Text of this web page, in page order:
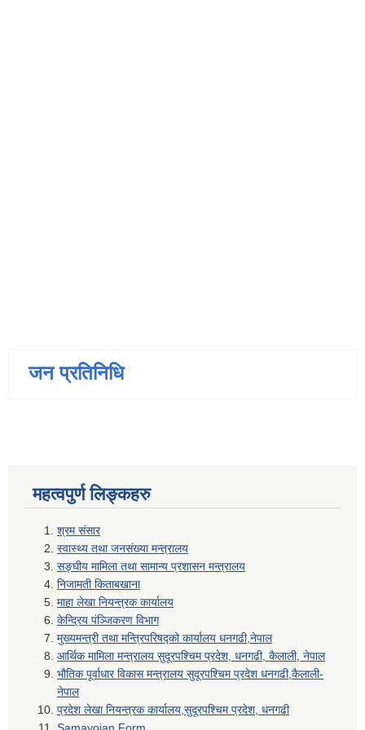
जन प्रतिनिधि
महत्वपुर्ण लिङ्कहरु
श्रम संसार
स्वास्थ्य तथा जनसंख्या मन्त्रालय
सङ्घीय मामिला तथा सामान्य प्रशासन मन्त्रालय
निजामती किताबखाना
माहा लेखा नियन्त्रक कार्यालय
केन्द्रिय पंञ्जिकरण विभाग
मुख्यमन्त्री तथा मन्त्रिपरिषद्को कार्यालय धनगढी,नेपाल
आर्थिक मामिला मन्त्रालय सुदूरपश्चिम प्रदेश, धनगढी, कैलाली, नेपाल
भौतिक पूर्वाधार विकास मन्त्रालय सुदूरपश्चिम प्रदेश धनगढी,कैलाली-
नेपाल
प्रदेश लेखा नियन्त्रक कार्यालय,सुदूरपश्चिम प्रदेश, धनगढी